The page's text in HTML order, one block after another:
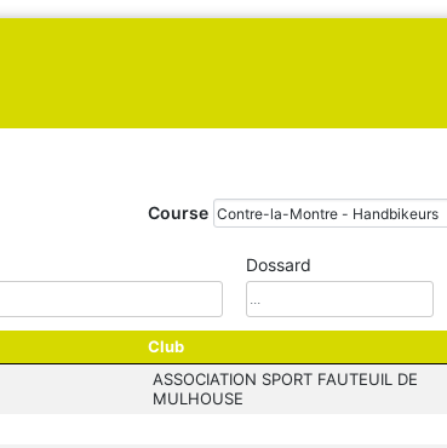
Course
Dossard
Club
ASSOCIATION SPORT FAUTEUIL DE
MULHOUSE